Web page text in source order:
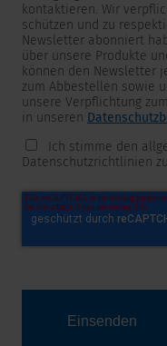
kontaktieren. Wir
schützen und zu
Newsletter abonniert
über unsere Produkte
können den Newsletter
zum Abbestellen sowie
unsere Verpflichtung
in unseren
Ich stimme den
Datenschutzrichtlinien